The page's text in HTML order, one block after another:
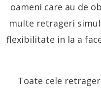
oameni care au de
multe retrageri
flexibilitate in la a
Toate cele